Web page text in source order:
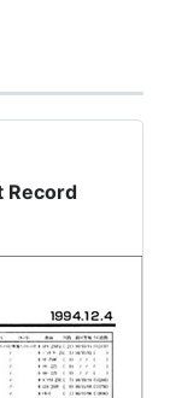
Record